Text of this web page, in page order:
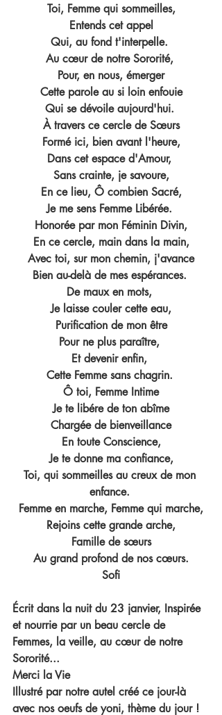
Toi, Femme qui sommeilles,
Entends cet appel
Qui, au fond t'interpelle.
Au cœur de notre Sororité,
Pour, en nous, émerger
Cette parole au si loin enfouie
Qui se dévoile aujourd'hui.
À travers ce cercle de Sœurs
Formé ici, bien avant l'heure,
Dans cet espace d'Amour,
Sans crainte, je savoure,
En ce lieu, Ô combien Sacré,
Je me sens Femme Libérée.
Honorée par mon Féminin Divin,
En ce cercle, main dans la main,
Avec toi, sur mon chemin, j'avance
Bien au-delà de mes espérances.
De maux en mots,
Je laisse couler cette eau,
Purification de mon être
Pour ne plus paraître,
Et devenir enfin,
Cette Femme sans chagrin.
Ô toi, Femme Intime
Je te libére de ton abîme
Chargée de bienveillance
En toute Conscience,
Je te donne ma confiance,
Toi, qui sommeilles au creux de mon
enfance.
Femme en marche, Femme qui marche,
Rejoins cette grande arche,
Famille de sœurs
Au grand profond de nos cœurs.
Sofi
Écrit dans la nuit du 23 janvier, Inspirée
et nourrie par un beau cercle de
Femmes, la veille, au cœur de notre
Sororité...
Merci la Vie
Illustré par notre autel créé ce jour-là
avec nos oeufs de yoni, thème du jour !